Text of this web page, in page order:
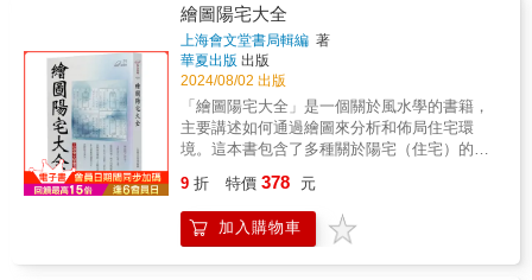
一切都在考驗著我們的心性？通常一開始是考
驗你的疑心，再來是考驗你的決心，最後則考
驗你感恩的心。如果做人能夠常保謙卑感恩的
心，聽到善意的規勸之言，就多留意並反思自
己有沒有什麼過失，莫遲疑，下定決心去修
正，知過勿憚改，這樣命運可能就不一樣了。
◆風水考驗著人性，能夠得到福澤的人，只那
些真正有福氣的人。◆做人大方不要太小氣，
這個是風水裡面很重要的一個關鍵！◆對父母
個老師看風水的人，往往都不會有好結果。◆
風水學可以帶給人們無限的想像，而氣度大小
影響了人們的想像。◆命運並非不可改變，而
識再精熟，若無實務經驗的歷練，一切都是
空，尤其對於方位的精準測量，更是重要，失
之毫釐，則差以千里矣。本書彙整自筆者平日
在空空派讀書會的書刊，今逢八秩?一之年，謹
供此書分享大家，珍惜它，因為三元九運都適
用，與君同笑之。
繪圖陽宅大全
上海會文堂書局輯編 著
華夏出版 出版
2024/08/02 出版
「繪圖陽宅大全」是一個關於風水學的書籍，
主要講述如何通過繪圖來分析和佈局住宅環
境。這本書包含了多種關於陽宅（住宅）的風
方，古代人以先天八卦為體，後天八卦為用，
開創了判斷住宅兇吉的陽宅風水。中國先民歷
來重視陽宅風水，經過漫長的發展，如今陽宅
9 折 特價 378 元
加入購物車